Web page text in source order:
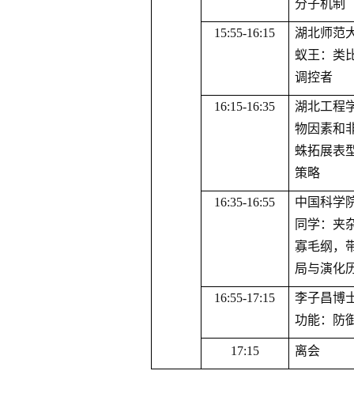
分子机制
1 5:55-16:15
湖北师范
蚁王：类
调控者
16:15-16:35
湖北工程
物因素和
蛛拓展表
策略
16:35-16:55
中国科学
同学：夹
寡毛纲，
局与演化
16:55-17:15
李子昌博
功能：防
1 7:15 离会